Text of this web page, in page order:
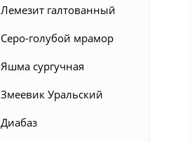
Лемезит галтованный
Серо-голубой мрамор
Яшма сургучная
Змеевик Уральский
Диабаз